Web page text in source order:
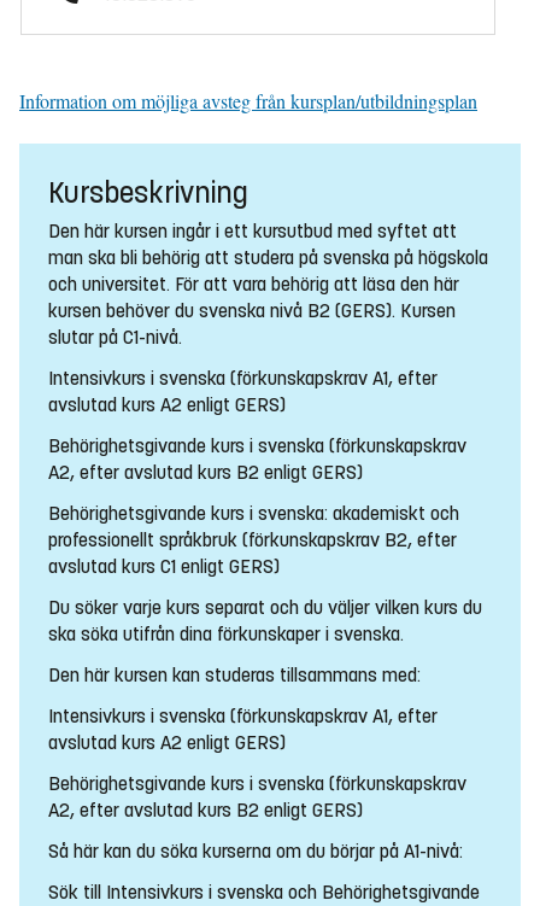
Information om möjliga avsteg från kursplan/utbildningsplan
Kursbeskrivning
Den här kursen ingår i ett kursutbud med syftet att
man ska bli behörig att studera på svenska på högskola
och universitet. För att vara behörig att läsa den här
kursen behöver du svenska nivå B2 (GERS). Kursen
slutar på C1-nivå.
Intensivkurs i svenska (förkunskapskrav A1, efter
avslutad kurs A2 enligt GERS)
Behörighetsgivande kurs i svenska (förkunskapskrav
A2, efter avslutad kurs B2 enligt GERS)
Behörighetsgivande kurs i svenska: akademiskt och
professionellt språkbruk (förkunskapskrav B2, efter
avslutad kurs C1 enligt GERS)
Du söker varje kurs separat och du väljer vilken kurs du
ska söka utifrån dina förkunskaper i svenska.
Den här kursen kan studeras tillsammans med:
Intensivkurs i svenska (förkunskapskrav A1, efter
avslutad kurs A2 enligt GERS)
Behörighetsgivande kurs i svenska (förkunskapskrav
A2, efter avslutad kurs B2 enligt GERS)
Så här kan du söka kurserna om du börjar på A1-nivå:
Sök till Intensivkurs i svenska och Behörighetsgivande